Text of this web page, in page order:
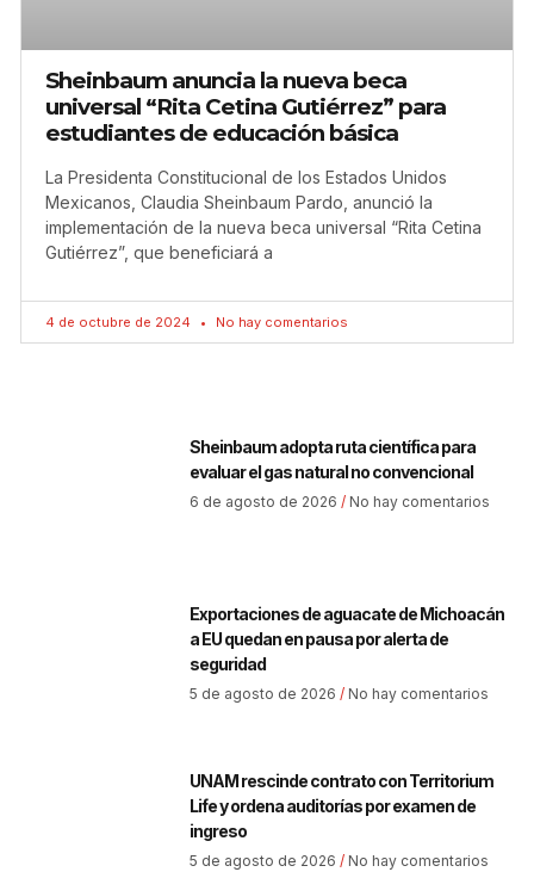
Sheinbaum anuncia la nueva beca
universal “Rita Cetina Gutiérrez” para
estudiantes de educación básica
La Presidenta Constitucional de los Estados Unidos
Mexicanos, Claudia Sheinbaum Pardo, anunció la
implementación de la nueva beca universal “Rita Cetina
Gutiérrez”, que beneficiará a
4 de octubre de 2024 No hay comentarios
Sheinbaum adopta ruta científica para
evaluar el gas natural no convencional
6 de agosto de 2026 No hay comentarios
Exportaciones de aguacate de Michoacán
a EU quedan en pausa por alerta de
seguridad
5 de agosto de 2026 No hay comentarios
UNAM rescinde contrato con Territorium
Life y ordena auditorías por examen de
ingreso
5 de agosto de 2026 No hay comentarios